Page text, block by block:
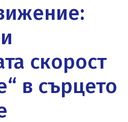
скорост
в сърцето